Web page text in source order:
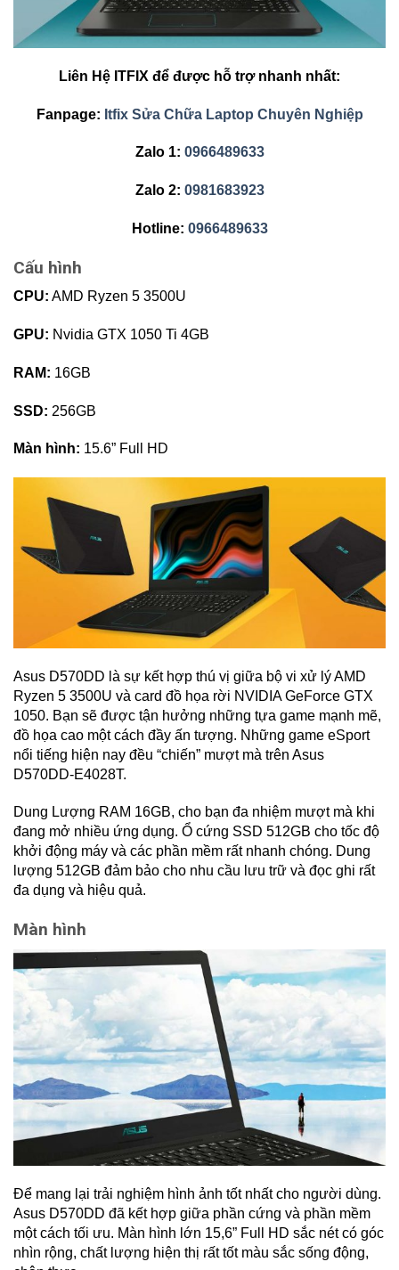
Liên Hệ ITFIX để được hỗ trợ nhanh nhất:
Fanpage: Itfix Sửa Chữa Laptop Chuyên Nghiệp
Zalo 1: 0966489633
Zalo 2: 0981683923
Hotline: 0966489633
Cấu hình
CPU: AMD Ryzen 5 3500U
GPU: Nvidia GTX 1050 Ti 4GB
RAM: 16GB
SSD: 256GB
Màn hình: 15.6” Full HD
Asus D570DD là sự kết hợp thú vị giữa bộ vi xử lý AMD
Ryzen 5 3500U và card đồ họa rời NVIDIA GeForce GTX
1050. Bạn sẽ được tận hưởng những tựa game mạnh mẽ,
đồ họa cao một cách đầy ấn tượng. Những game eSport
nổi tiếng hiện nay đều “chiến” mượt mà trên Asus
D570DD-E4028T.
Dung Lượng RAM 16GB, cho bạn đa nhiệm mượt mà khi
đang mở nhiều ứng dụng. Ổ cứng SSD 512GB cho tốc độ
khởi động máy và các phần mềm rất nhanh chóng. Dung
lượng 512GB đảm bảo cho nhu cầu lưu trữ và đọc ghi rất
đa dụng và hiệu quả.
Màn hình
Để mang lại trải nghiệm hình ảnh tốt nhất cho người dùng.
Asus D570DD đã kết hợp giữa phần cứng và phần mềm
một cách tối ưu. Màn hình lớn 15,6” Full HD sắc nét có góc
nhìn rộng, chất lượng hiện thị rất tốt màu sắc sống động,